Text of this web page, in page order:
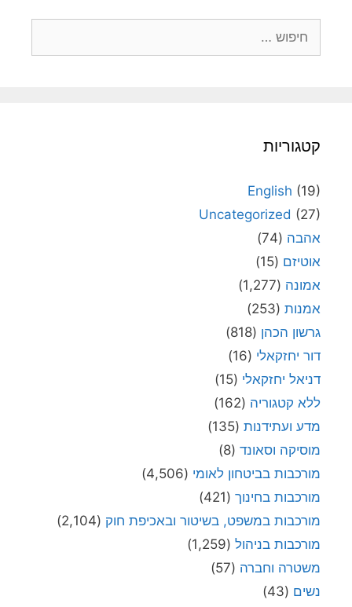
קטגוריות
English (19)
Uncategorized (27)
אהבה (74)
אוטיזם (15)
אמונה (1,277)
אמנות (253)
גרשון הכהן (818)
דור יחזקאלי (16)
דניאל יחזקאלי (15)
ללא קטגוריה (162)
מדע ועתידנות (135)
מוסיקה וסאונד (8)
מורכבות בביטחון לאומי (4,506)
מורכבות בחינוך (421)
מורכבות במשפט, בשיטור ובאכיפת חוק (2,104)
מורכבות בניהול (1,259)
משטרה וחברה (57)
נשים (43)